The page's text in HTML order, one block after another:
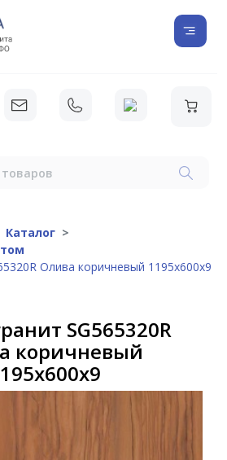
Каталог
Олива коричневый 1195х600х9
SG565320R
коричневый